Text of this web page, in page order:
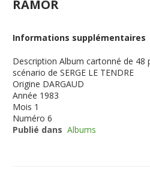
RAMOR
Informations supplémentaires
Description Album cartonné de 48
scénario de SERGE LE TENDRE
Origine DARGAUD
Année 1983
Mois 1
Numéro 6
Publié dans Albums